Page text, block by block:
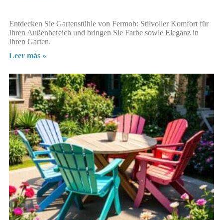
Entdecken Sie Gartenstühle von Fermob: Stilvoller Komfort für
Ihren Außenbereich und bringen Sie Farbe sowie Eleganz in
Ihren Garten.
Leer más »